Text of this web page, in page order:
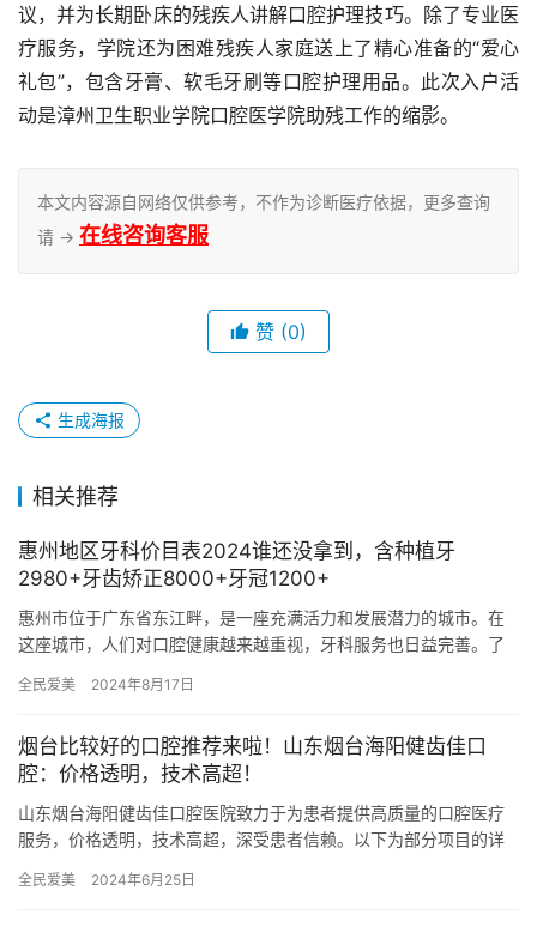
议，并为长期卧床的残疾人讲解口腔护理技巧。除了专业医
疗服务，学院还为困难残疾人家庭送上了精心准备的“爱心
礼包”，包含牙膏、软毛牙刷等口腔护理用品。此次入户活
动是漳州卫生职业学院口腔医学院助残工作的缩影。
本文内容源自网络仅供参考，不作为诊断医疗依据，更多查询
请 → 在线咨询客服
赞 (0)
生成海报
相关推荐
惠州地区牙科价目表2024谁还没拿到，含种植牙
2980+牙齿矫正8000+牙冠1200+
惠州市位于广东省东江畔，是一座充满活力和发展潜力的城市。在
这座城市，人们对口腔健康越来越重视，牙科服务也日益完善。了
要。本…
全民爱美 2024年8月17日
烟台比较好的口腔推荐来啦！山东烟台海阳健齿佳口
腔：价格透明，技术高超！
山东烟台海阳健齿佳口腔医院致力于为患者提供高质量的口腔医疗
服务，价格透明，技术高超，深受患者信赖。以下为部分项目的详
全民爱美 2024年6月25日